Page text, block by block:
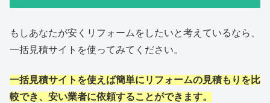
もしあなたが安くリフォームをしたいと考えているなら、
一括見積サイトを使ってみてください。
一括見積サイトを使えば簡単にリフォームの見積もりを比
較でき、安い業者に依頼することができます。